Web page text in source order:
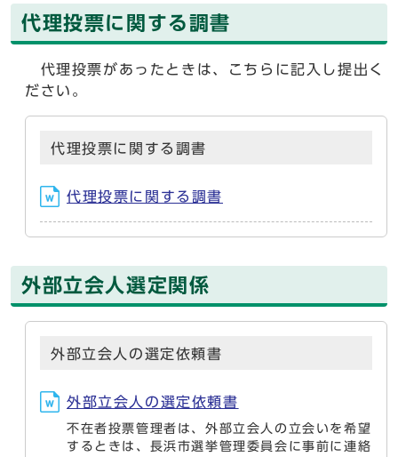
代理投票に関する調書
代理投票があったときは、こちらに記入し提出く
ださい。
代理投票に関する調書
代理投票に関する調書
外部立会人選定関係
外部立会人の選定依頼書
外部立会人の選定依頼書
不在者投票管理者は、外部立会人の立会いを希望
するときは、長浜市選挙管理委員会に事前に連絡